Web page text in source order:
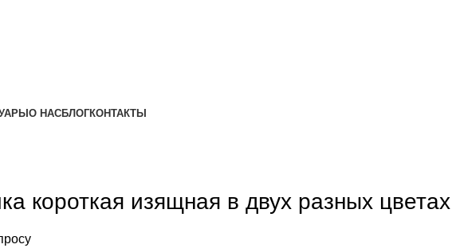
О НАСБЛОГКОНТАКТЫ
короткая изящная в двух разных цветах